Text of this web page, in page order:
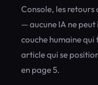
Console, les retours
— aucune IA ne
couche humaine
article qui se
en page 5.